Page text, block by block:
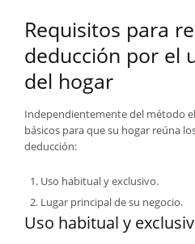
Requisitos para
deducción por el
del hogar
Independientemente del método
básicos para que su hogar reúna
deducción:
Uso habitual y exclusivo.
Lugar principal de su negocio.
Uso habitual y